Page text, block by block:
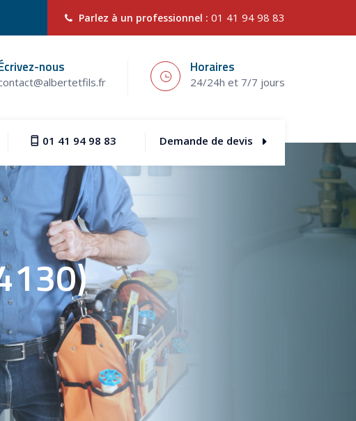
Parlez à un professionnel : 01 41 94 98 83
nous Horaires
24/24h et 7/7 jours
01 41 94 98 83 Demande de devis